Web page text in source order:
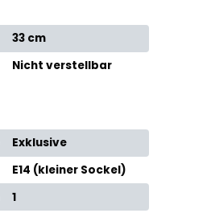
33 cm
Nicht verstellbar
Exklusive
E14 (kleiner Sockel)
1